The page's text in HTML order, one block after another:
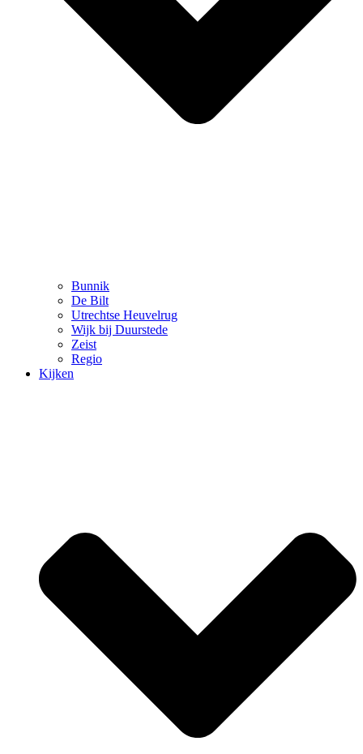
Bunnik
De Bilt
Utrechtse Heuvelrug
Wijk bij Duurstede
Zeist
Regio
Kijken